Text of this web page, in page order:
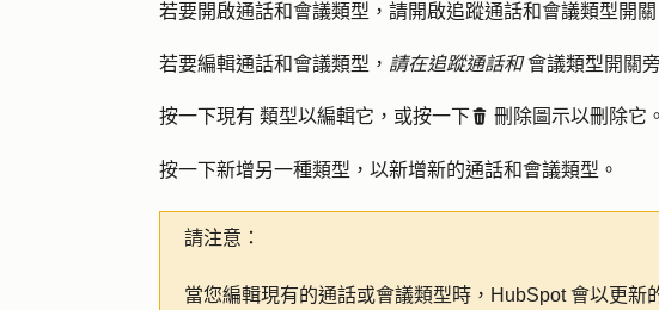
若要開啟通話和會議類型，請開啟追蹤通話和會議類型開關
若要編輯通話和會議類型， 請在追蹤通話和會議類型開關
按一下現有 類型以編輯它，或按一下delete 刪除圖示以刪除它。
按一下新增另一種類型 ，以新增新的通話和會議類型。
請注意：
當您編輯現有的通話或會議類型時，HubSpot 會以更新